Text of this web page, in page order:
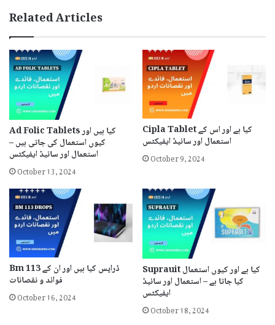
Related Articles
Ad Folic Tablets کیا ہیں اور
کیوں استعمال کی جاتی ہیں –
استعمال اور سائیڈ ایفیکٹس
October 13, 2024
Cipla Tablet کیا ہے اور اس کے
استعمال اور سائیڈ ایفیکٹس
October 9, 2024
Bm 113 ڈراپس کیا ہیں اور ان کے
فوائد و نقصانات
October 16, 2024
Suprauit کیا ہے اور کیوں استعمال
کیا جاتا ہے – استعمال اور سائیڈ
ایفیکٹس
October 18, 2024